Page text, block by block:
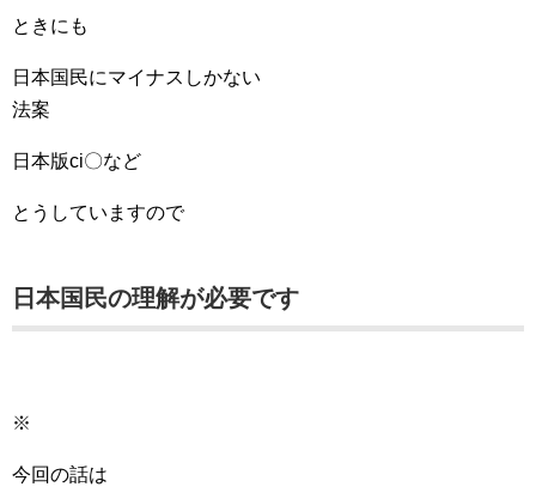
ときにも
日本国民にマイナスしかない
法案
日本版ci〇など
とうしていますので
日本国民の理解が必要です
※
今回の話は